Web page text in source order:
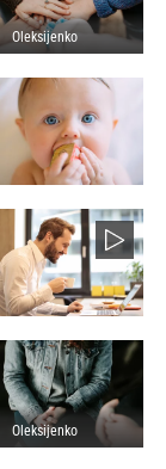
Oleksijenko
Oleksijenko